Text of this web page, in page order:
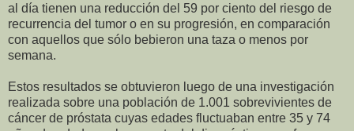
al día tienen una reducción del 59 por ciento del riesgo de
recurrencia del tumor o en su progresión, en comparación
con aquellos que sólo bebieron una taza o menos por
semana.
Estos resultados se obtuvieron luego de una investigación
realizada sobre una población de 1.001 sobrevivientes de
cáncer de próstata cuyas edades fluctuaban entre 35 y 74